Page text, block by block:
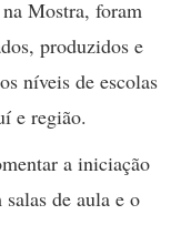
Mostra, foram
produzidos e
níveis de escolas
e região.
a iniciação
de aula e o